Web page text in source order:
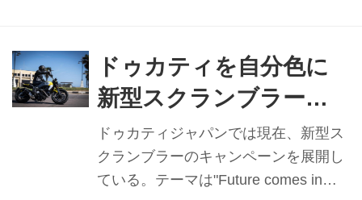
Ｘ１イタリア選手権でタイトルを獲得
している。本記事は2025年1月1日発行
の本紙「新年特別号」に掲載したもの
です。
ドゥカティを自分色に
新型スクランブラーキ
ャンペーン 7月28日ま
で
ドゥカティジャパンでは現在、新型ス
クランブラーのキャンペーンを展開し
ている。テーマは"Future comes in